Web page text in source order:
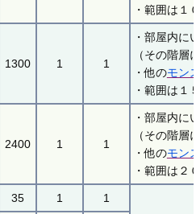
・範囲は
1300 1 1
・部屋内に
（その階層
・他のモン
・範囲は
2400 1 1
・部屋内に
（その階層
・他のモン
・範囲は
35 1
1